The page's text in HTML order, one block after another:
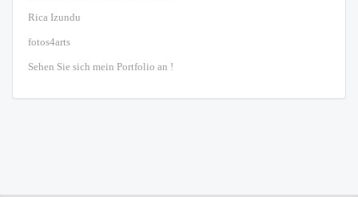
Rica Izundu
fotos4arts
Sehen Sie sich mein Portfolio an !